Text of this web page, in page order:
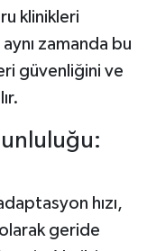
klinikleri
aynı zamanda bu
güvenliğini ve
hızı,
geride